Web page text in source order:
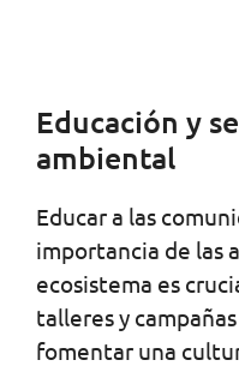
Educación y
ambiental
Educar a las
importancia de las
ecosistema es
talleres y
fomentar una